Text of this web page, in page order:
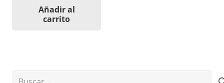
Añadir al
carrito
Buscar: